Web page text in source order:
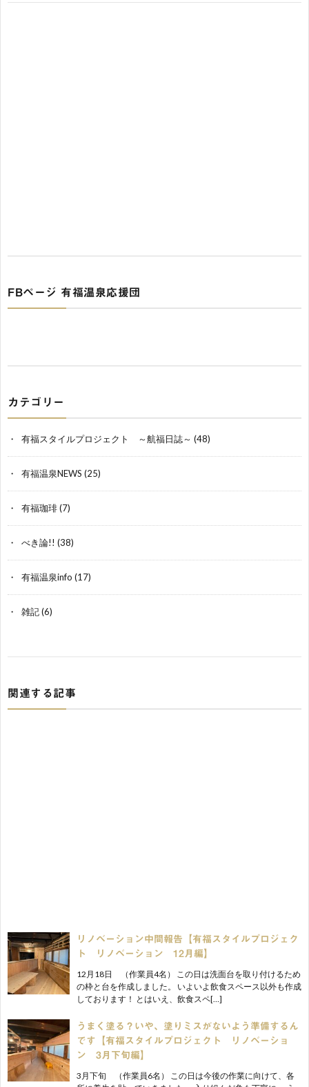
FBページ 有福温泉応援団
カテゴリー
有福スタイルプロジェクト ～航福日誌～ (48)
有福温泉NEWS (25)
有福珈琲(7)
べき論!! (38)
有福温泉info (17)
雑記(6)
関連する記事
リノベーション中間報告【有福スタイルプロジェク
ト リノベーション 12月編】
12月18日 （作業員4名） この日は洗面台を取り付けるため
の枠と台を作成しました。 いよいよ飲食スペース以外も作成
しております！ とはいえ、飲食スペ[…]
うまく塗る？いや、塗りミスがないよう準備するん
です【有福スタイルプロジェクト リノベーショ
ン 3月下旬編】
3月下旬 （作業員6名） この日は今後の作業に向けて、各